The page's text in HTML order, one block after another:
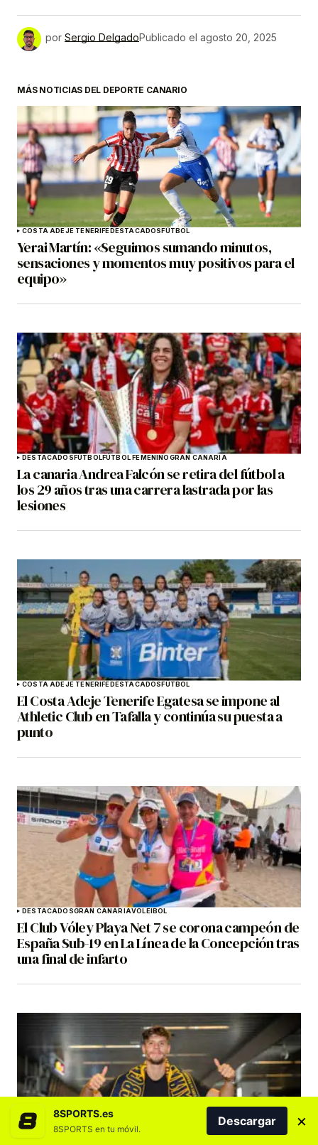
por Sergio DelgadoPublicado el agosto 20, 2025
MÁS NOTICIAS DEL DEPORTE CANARIO
COSTA ADEJE TENERIFEDESTACADOSFÚTBOL
Yerai Martín: «Seguimos sumando minutos,
sensaciones y momentos muy positivos para el
equipo»
DESTACADOSFÚTBOLFÚTBOL FEMENINOGRAN CANARIA
La canaria Andrea Falcón se retira del fútbol a
los 29 años tras una carrera lastrada por las
lesiones
COSTA ADEJE TENERIFEDESTACADOSFÚTBOL
El Costa Adeje Tenerife Egatesa se impone al
Athletic Club en Tafalla y continúa su puesta a
punto
DESTACADOSGRAN CANARIAVOLEIBOL
El Club Vóley Playa Net 7 se corona campeón de
España Sub-19 en La Línea de la Concepción tras
una final de infarto
BALONCESTO DREAMLAND GRAN CANARIA
8SPORTS.es
8SPORTS en tu móvil.
Descargar ×